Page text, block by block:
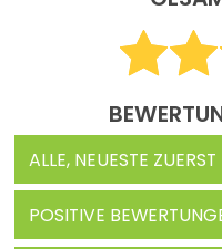
ALLE, NEUESTE
POSITIVE